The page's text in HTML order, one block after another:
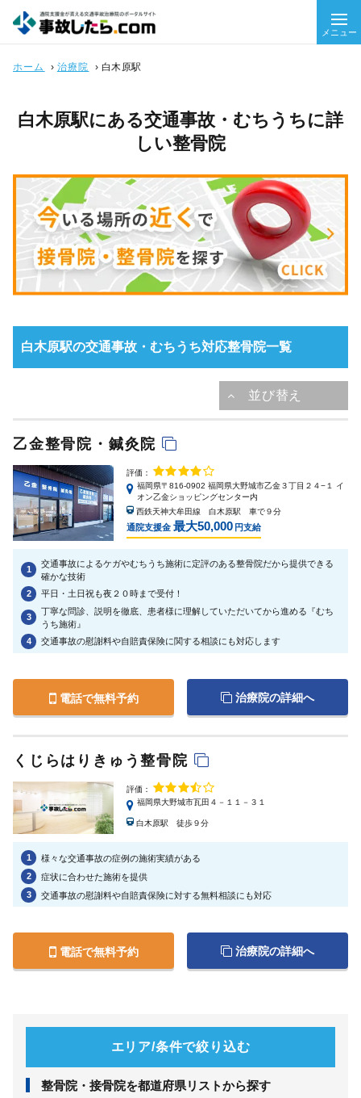
メニュー
ホーム › 治療院 › 白木原駅
白木原駅にある交通事故・むちうちに詳
しい整骨院
白木原駅の交通事故・むちうち対応整骨院一覧
乙金整骨院・鍼灸院
評価：
福岡県〒816-0902 福岡県大野城市乙金３丁目２４−１ イ
オン乙金ショッピングセンター内
西鉄天神大牟田線 白木原駅 車で９分
通院支援金 最大50,000 円支給
1
交通事故によるケガやむちうち施術に定評のある整骨院だから提供できる
確かな技術
2
平日・土日祝も夜２０時まで受付！
3
丁寧な問診、説明を徹底、患者様に理解していただいてから進める『むち
うち施術』
4
交通事故の慰謝料や自賠責保険に関する相談にも対応します
電話で無料予約 治療院の詳細へ
くじらはりきゅう整骨院
評価：
福岡県大野城市瓦田４－１１－３１
白木原駅 徒歩９分
1
様々な交通事故の症例の施術実績がある
2
症状に合わせた施術を提供
3
交通事故の慰謝料や自賠責保険に対する無料相談にも対応
電話で無料予約 治療院の詳細へ
エリア/条件で絞り込む
整⾻院・接⾻院を都道府県リストから探す